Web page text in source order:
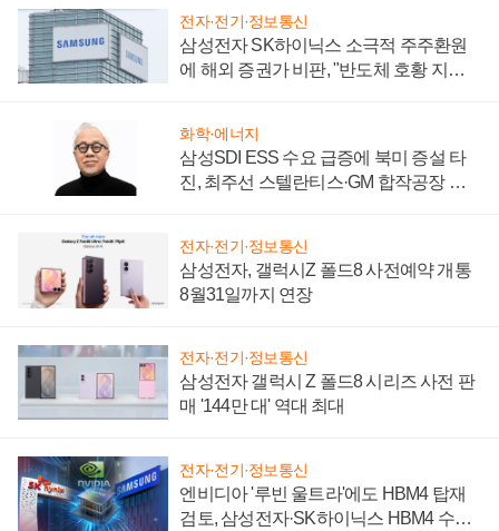
전자·전기·정보통신
삼성전자 SK하이닉스 소극적 주주환원
에 해외 증권가 비판, "반도체 호황 지속
화학·에너지
삼성SDI ESS 수요 급증에 북미 증설 타
진, 최주선 스텔란티스·GM 합작공장 건
전자·전기·정보통신
삼성전자, 갤럭시Z 폴드8 사전예약 개통
8월31일까지 연장
전자·전기·정보통신
삼성전자 갤럭시 Z 폴드8 시리즈 사전 판
매 '144만 대' 역대 최대
전자·전기·정보통신
엔비디아 '루빈 울트라'에도 HBM4 탑재
검토, 삼성전자·SK하이닉스 HBM4 수율